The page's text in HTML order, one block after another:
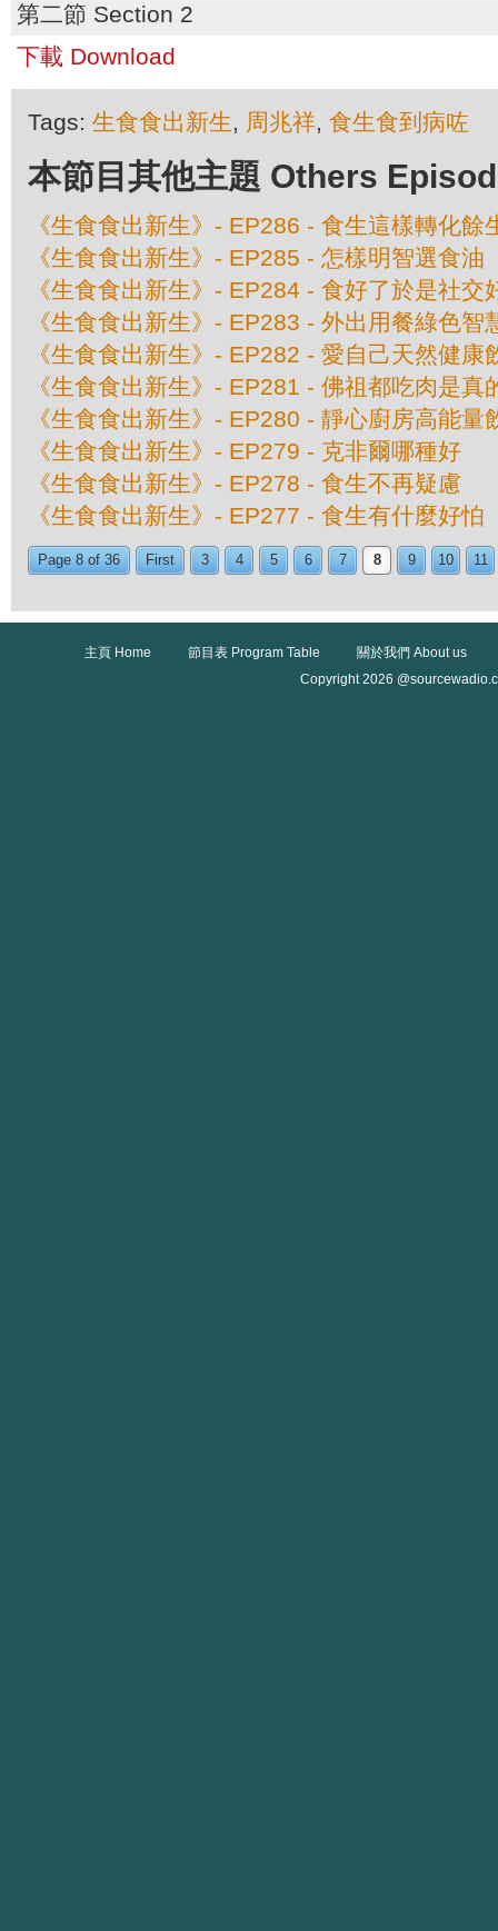
第二節 Section 2
下載 Download
Tags: 生食食出新生, 周兆祥, 食生食到病咗
本節目其他主題 Others
《生食食出新生》- EP286 - 食生這樣轉化餘
《生食食出新生》- EP285 - 怎樣明智選食油
《生食食出新生》- EP284 - 食好了於是社交
《生食食出新生》- EP283 - 外出用餐綠色智
《生食食出新生》- EP282 - 愛自己天然健康
《生食食出新生》- EP281 - 佛祖都吃肉是真
《生食食出新生》- EP280 - 靜心廚房高能量
《生食食出新生》- EP279 - 克非爾哪種好
《生食食出新生》- EP278 - 食生不再疑慮
《生食食出新生》- EP277 - 食生有什麼好怕
Page 8 of 36 First 3 4 5 6 7 8 9 10 11
主頁 Home 節目表 Program Table
關於我們 About us
Copyright 2026